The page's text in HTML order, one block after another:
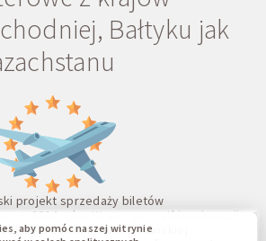
Bałtyku jak
projekt sprzedaży biletów
w 2014 roku. Wraz z początkiem inwazji
zamknięciem ukraińskiej
aby pomóc naszej witrynie